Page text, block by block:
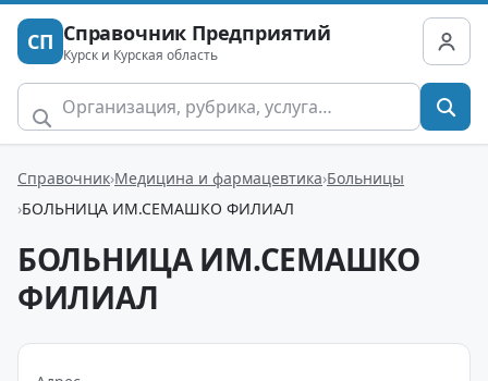
СП Справочник Предприятий
Курск и Курская область
Справочник Медицина и фармацевтика Больницы
БОЛЬНИЦА ИМ.СЕМАШКО ФИЛИАЛ
БОЛЬНИЦА ИМ.СЕМАШКО
ФИЛИАЛ